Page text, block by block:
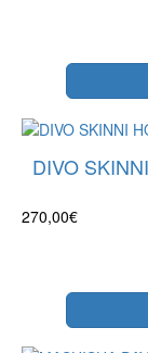
DIVO
270,00€